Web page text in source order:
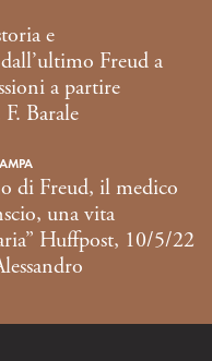
e
Freud a
a partire
Barale
di Freud, il medico
una vita
Huffpost, 10/5/22